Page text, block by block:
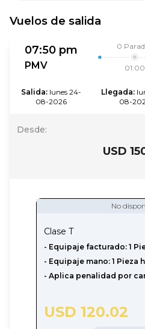
Vuelos de salida
07:50 pm
PMV
0
01:00
Salida: lunes 24-
08-2026
Llegada:
08-
Desde:
USD
No
Clase T
- Equipaje facturado: 1
- Equipaje mano: 1 Pieza
- Aplica penalidad por
USD 120.02